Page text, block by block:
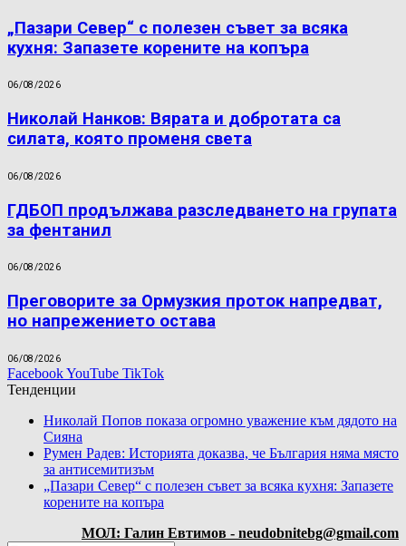
„Пазари Север“ с полезен съвет за всяка
кухня: Запазете корените на копъра
06/08/2026
Николай Нанков: Вярата и добротата са
силата, която променя света
06/08/2026
ГДБОП продължава разследването на групата
за фентанил
06/08/2026
Преговорите за Ормузкия проток напредват,
но напрежението остава
06/08/2026
FacebookYouTube TikTok
Тенденции
Николай Попов показа огромно уважение към дядото на
Сияна
Румен Радев: Историята доказва, че България няма място
за антисемитизъм
„Пазари Север“ с полезен съвет за всяка кухня: Запазете
корените на копъра
МОЛ: Галин Евтимов - neudobnitebg@gmail.com